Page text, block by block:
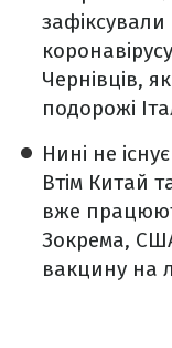
Чернівців,
подорожі
Нині не
Втім Китай
вже
Зокрема,
вакцину на